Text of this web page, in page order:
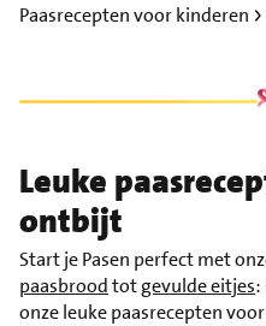
Paasrecepten voor kinderen
Leuke
ontbijt
Start je Pasen perfect met
paasbroodtotgevulde eitjes:
onze leuke paasrecepten